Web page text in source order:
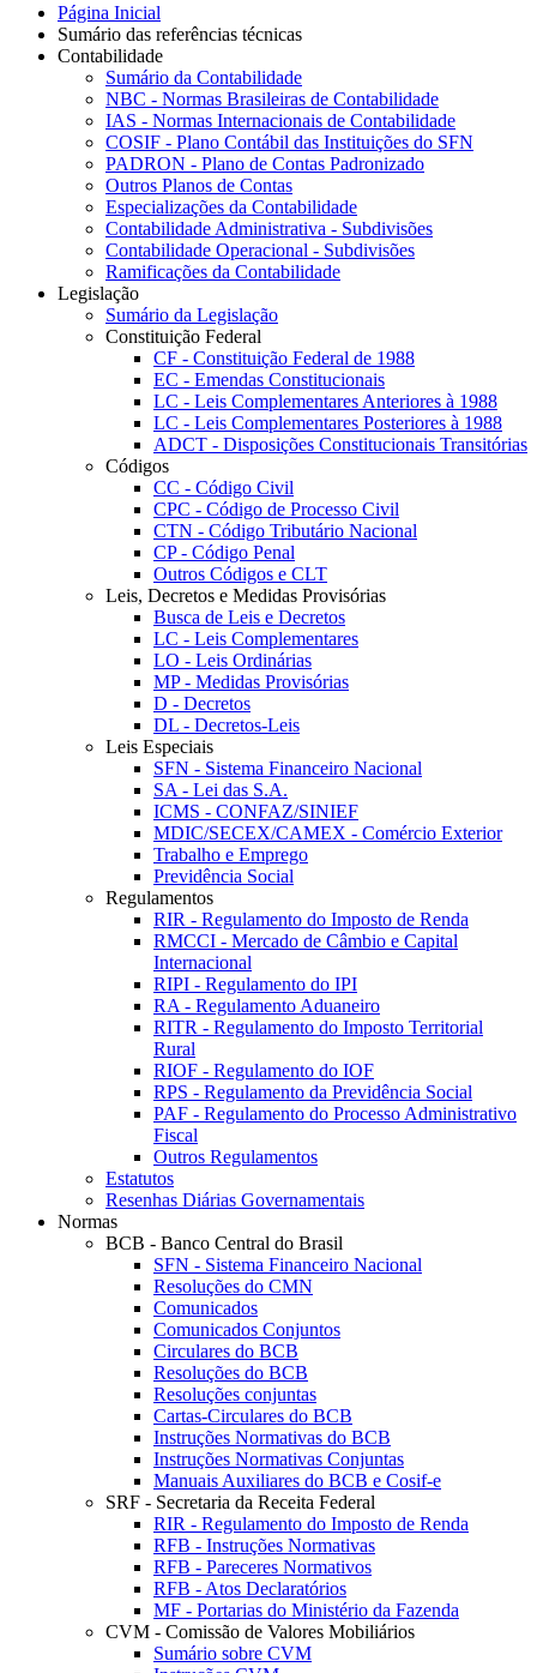
Página Inicial
Sumário das referências técnicas
Contabilidade
Sumário da Contabilidade
NBC - Normas Brasileiras de Contabilidade
IAS - Normas Internacionais de Contabilidade
COSIF - Plano Contábil das Instituições do SFN
PADRON - Plano de Contas Padronizado
Outros Planos de Contas
Especializações da Contabilidade
Contabilidade Administrativa - Subdivisões
Contabilidade Operacional - Subdivisões
Ramificações da Contabilidade
Legislação
Sumário da Legislação
Constituição Federal
CF - Constituição Federal de 1988
EC - Emendas Constitucionais
LC - Leis Complementares Anteriores à 1988
LC - Leis Complementares Posteriores à 1988
ADCT - Disposições Constitucionais Transitórias
Códigos
CC - Código Civil
CPC - Código de Processo Civil
CTN - Código Tributário Nacional
CP - Código Penal
Outros Códigos e CLT
Leis, Decretos e Medidas Provisórias
Busca de Leis e Decretos
LC - Leis Complementares
LO - Leis Ordinárias
MP - Medidas Provisórias
D - Decretos
DL - Decretos-Leis
Leis Especiais
SFN - Sistema Financeiro Nacional
SA - Lei das S.A.
ICMS - CONFAZ/SINIEF
MDIC/SECEX/CAMEX - Comércio Exterior
Trabalho e Emprego
Previdência Social
Regulamentos
RIR - Regulamento do Imposto de Renda
RMCCI - Mercado de Câmbio e Capital
Internacional
RIPI - Regulamento do IPI
RA - Regulamento Aduaneiro
RITR - Regulamento do Imposto Territorial
Rural
RIOF - Regulamento do IOF
RPS - Regulamento da Previdência Social
PAF - Regulamento do Processo Administrativo
Fiscal
Outros Regulamentos
Estatutos
Resenhas Diárias Governamentais
Normas
BCB - Banco Central do Brasil
SFN - Sistema Financeiro Nacional
Resoluções do CMN
Comunicados
Comunicados Conjuntos
Circulares do BCB
Resoluções do BCB
Resoluções conjuntas
Cartas-Circulares do BCB
Instruções Normativas do BCB
Instruções Normativas Conjuntas
Manuais Auxiliares do BCB e Cosif-e
SRF - Secretaria da Receita Federal
RIR - Regulamento do Imposto de Renda
RFB - Instruções Normativas
RFB - Pareceres Normativos
RFB - Atos Declaratórios
MF - Portarias do Ministério da Fazenda
CVM - Comissão de Valores Mobiliários
Sumário sobre CVM